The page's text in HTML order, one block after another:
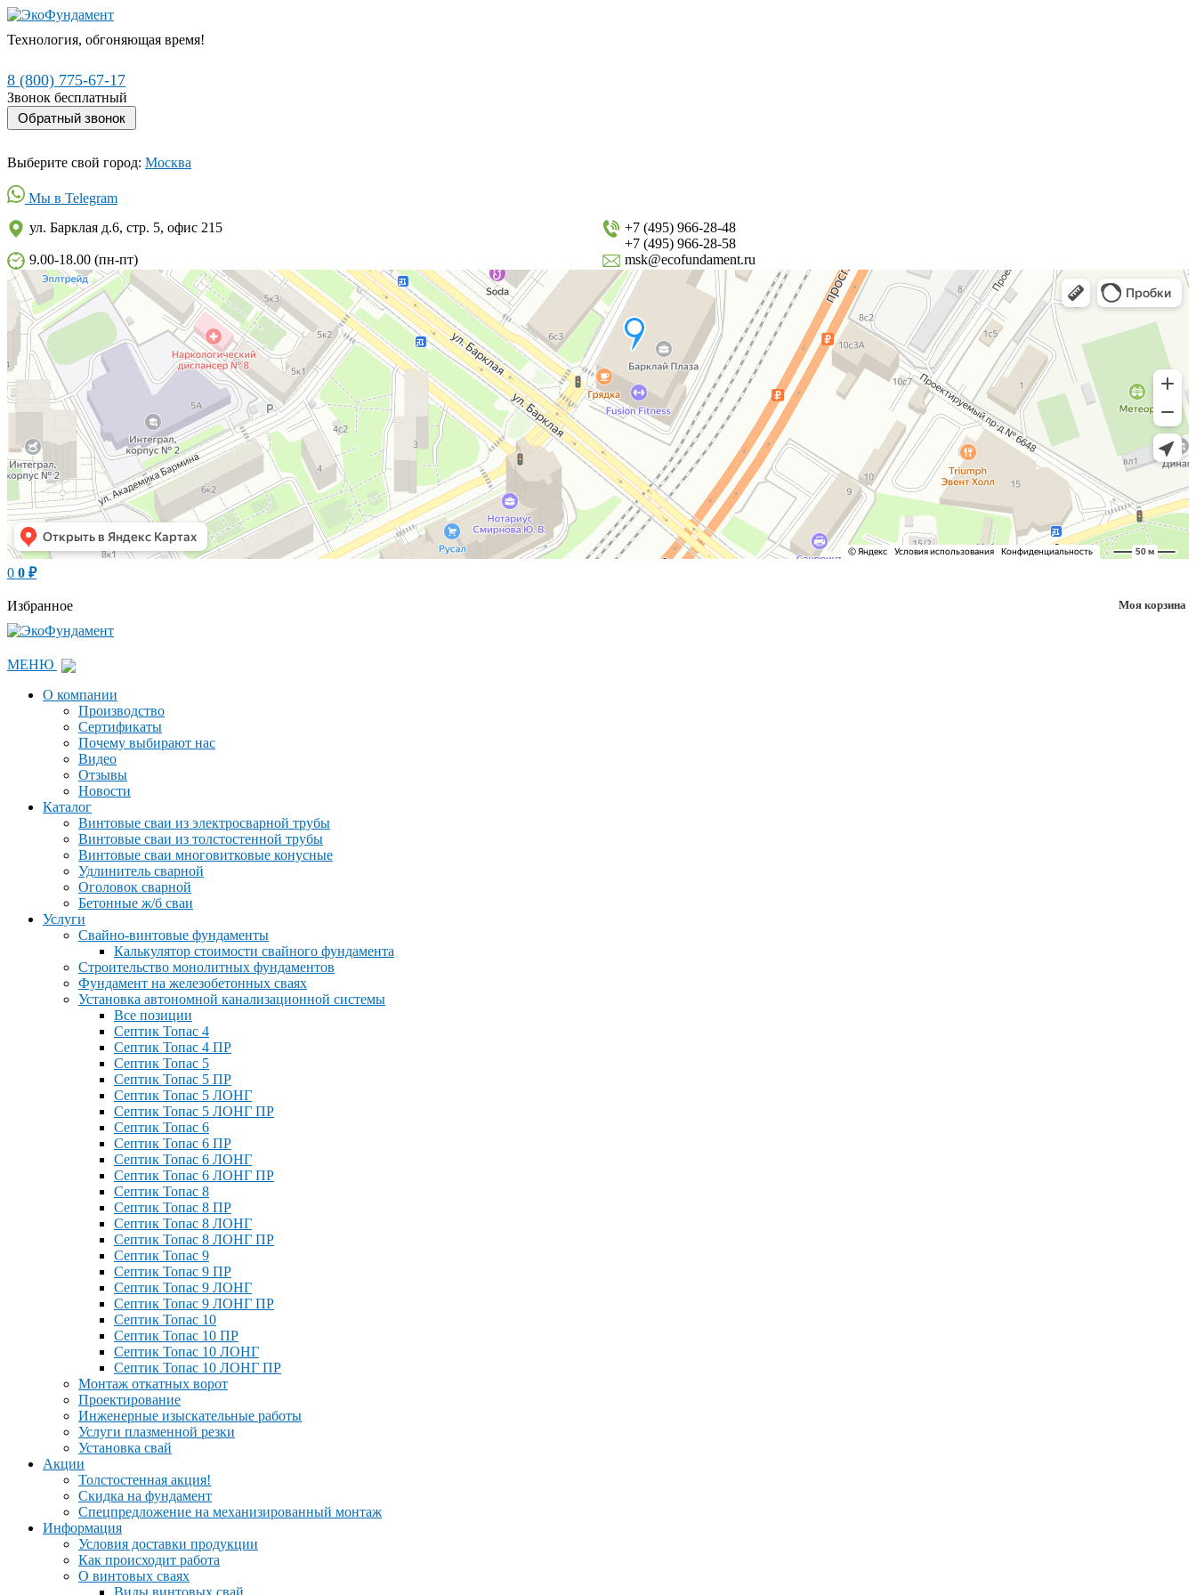
Технология, обгоняющая время!
8 (800) 775-67-17
Звонок бесплатный
Выберите свой город: Москва
Мы в Telegram
ул. Барклая д.6, стр. 5, офис 215
+7 (495) 966-28-48
+7 (495) 966-28-58
9.00-18.00 (пн-пт)
msk@ecofundament.ru
0 0 ₽
Моя корзина
Избранное
МЕНЮ
О компании
Производство
Сертификаты
Почему выбирают нас
Видео
Отзывы
Новости
Каталог
Винтовые сваи из электросварной трубы
Винтовые сваи из толстостенной трубы
Винтовые сваи многовитковые конусные
Удлинитель сварной
Оголовок сварной
Бетонные ж/б сваи
Услуги
Свайно-винтовые фундаменты
Калькулятор стоимости свайного фундамента
Строительство монолитных фундаментов
Фундамент на железобетонных сваях
Установка автономной канализационной системы
Все позиции
Септик Топас 4
Септик Топас 4 ПР
Септик Топас 5
Септик Топас 5 ПР
Септик Топас 5 ЛОНГ
Септик Топас 5 ЛОНГ ПР
Септик Топас 6
Септик Топас 6 ПР
Септик Топас 6 ЛОНГ
Септик Топас 6 ЛОНГ ПР
Септик Топас 8
Септик Топас 8 ПР
Септик Топас 8 ЛОНГ
Септик Топас 8 ЛОНГ ПР
Септик Топас 9
Септик Топас 9 ПР
Септик Топас 9 ЛОНГ
Септик Топас 9 ЛОНГ ПР
Септик Топас 10
Септик Топас 10 ПР
Септик Топас 10 ЛОНГ
Септик Топас 10 ЛОНГ ПР
Монтаж откатных ворот
Проектирование
Инженерные изыскательные работы
Услуги плазменной резки
Установка свай
Акции
Толстостенная акция!
Скидка на фундамент
Спецпредложение на механизированный монтаж
Информация
Условия доставки продукции
Как происходит работа
О винтовых сваях
Виды винтовых свай